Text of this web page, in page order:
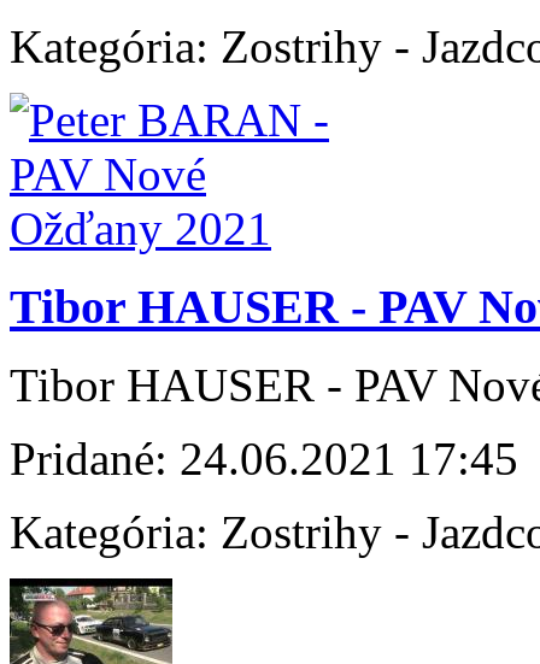
Kategória: Zostrihy -
Tibor HAUSER - PAV
Tibor HAUSER - PAV
Pridané: 24.06.2021 17:45
Kategória: Zostrihy -